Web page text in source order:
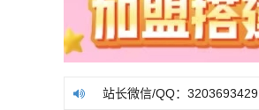
站长微信/QQ：3203693429